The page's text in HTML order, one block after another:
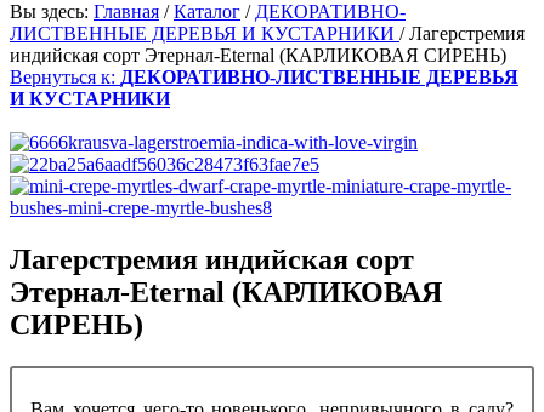
Вы здесь: Главная /Каталог / ДЕКОРАТИВНО-
ЛИСТВЕННЫЕ ДЕРЕВЬЯ И КУСТАРНИКИ /Лагерстремия
индийская сорт Этернал-Eternal (КАРЛИКОВАЯ СИРЕНЬ)
Вернуться к: ДЕКОРАТИВНО-ЛИСТВЕННЫЕ ДЕРЕВЬЯ
И КУСТАРНИКИ
Лагерстремия индийская сорт
Этернал-Eternal (КАРЛИКОВАЯ
СИРЕНЬ)